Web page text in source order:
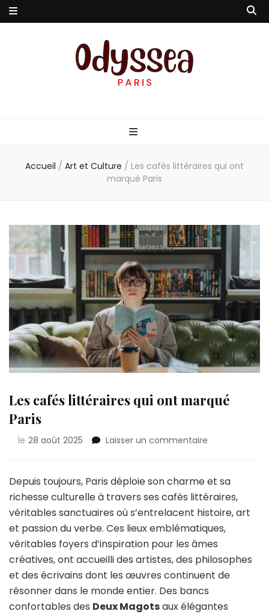
Accueil / Art et Culture / Les cafés littéraires qui ont
marqué Paris
Les cafés littéraires qui ont marqué
Paris
le 28 août 2025 Laisser un commentaire
littéraires
ont
marqué
Paris
Depuis toujours, Paris déploie son charme et sa
richesse culturelle à travers ses cafés littéraires,
véritables sanctuaires où s’entrelacent histoire, art
et passion du verbe. Ces lieux emblématiques,
véritables foyers d’inspiration pour les âmes
créatives, ont accueilli des artistes, des philosophes
et des écrivains dont les œuvres continuent de
résonner dans le monde entier. Des bancs
confortables des Deux Magotsaux élégantes